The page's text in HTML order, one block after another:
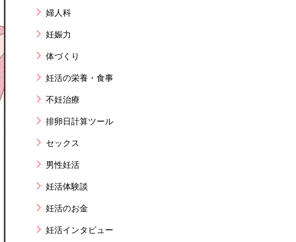
婦人科
妊娠力
体づくり
妊活の栄養・食事
不妊治療
排卵日計算ツール
セックス
男性妊活
妊活体験談
妊活のお金
妊活インタビュー